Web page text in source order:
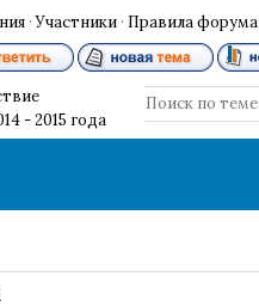
·Участники · Правила форума
- 2015 года